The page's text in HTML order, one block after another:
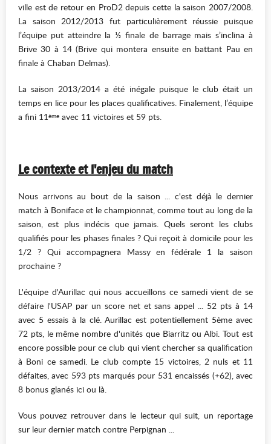
ville est de retour en ProD2 depuis cette la saison 2007/2008.
La saison 2012/2013 fut particulièrement réussie puisque
l’équipe put atteindre la ½ finale de barrage mais s’inclina à
Brive 30 à 14 (Brive qui montera ensuite en battant Pau en
finale à Chaban Delmas).
La saison 2013/2014 a été inégale puisque le club était un
temps en lice pour les places qualificatives. Finalement, l’équipe
a fini 11ème avec 11 victoires et 59 pts.
Le contexte et l'enjeu du match
Nous arrivons au bout de la saison ... c'est déjà le dernier
match à Boniface et le championnat, comme tout au long de la
saison, est plus indécis que jamais. Quels seront les clubs
qualifiés pour les phases finales ? Qui reçoit à domicile pour les
1/2 ? Qui accompagnera Massy en fédérale 1 la saison
prochaine ?
L'équipe d'Aurillac qui nous accueillons ce samedi vient de se
défaire l'USAP par un score net et sans appel ... 52 pts à 14
avec 5 essais à la clé. Aurillac est potentiellement 5ème avec
72 pts, le même nombre d'unités que Biarritz ou Albi. Tout est
encore possible pour ce club qui vient chercher sa qualification
à Boni ce samedi. Le club compte 15 victoires, 2 nuls et 11
défaites, avec 593 pts marqués pour 531 encaissés (+62), avec
8 bonus glanés ici ou là.
Vous pouvez retrouver dans le lecteur qui suit, un reportage
sur leur dernier match contre Perpignan ...